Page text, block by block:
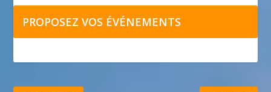
PROPOSEZ VOS ÉVÉNEMENTS